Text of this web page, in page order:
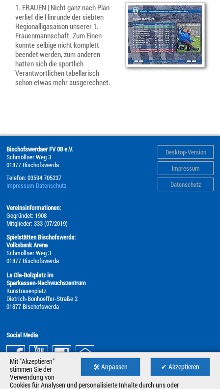
1. FRAUEN | Nicht ganz nach Plan
verlief die Hinrunde der siebten
Regionalligasaison unserer 1.
Frauenmannschaft. Zum Einen
konnte selbige nicht komplett
beendet werden, zum anderen
hatten sich die sportlich
Verantwortlichen tabellarisch
schon etwas mehr ausgerechnet.
Desktop-Version
Impressum
Datenschutz
Bischofswerdaer FV 08 e.V.
Schmöllner Weg 3
01877 Bischofswerda
Telefon:03594 705237
Impressum Datenschutz
Vereinsinformationen:
Gegründet: 1908
Mitglieder: 333 (07/2019)
Spielstätten Bischofswerda:
Volksbank Arena
Schmöllner Weg 3
01877 Bischofswerda
La Ola-Bolzplatz im
Sparkassen-Nachwuchszentrum
Kunstrasenplatz
Dietrich-Bonhoeffer-Straße 2
01877 Bischofswerda
Social Media
✔ Akzeptieren
🛠 Anpassen
Mit "Akzeptieren"
stimmen Sie der
Verwendung von
Cookies für Analysen und personalisierte Inhalte durch uns oder